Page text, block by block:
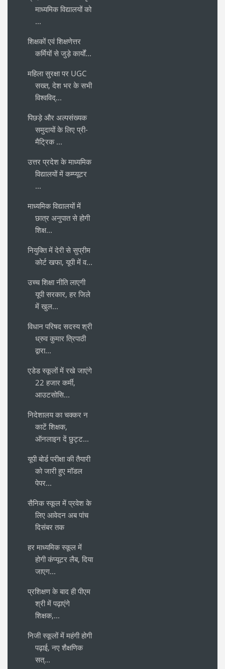
माध्यमिक विद्यालयों को
...
शिक्षकों एवं शिक्षणेत्तर
कर्मियों से जुड़े कार्यों...
महिला सुरक्षा पर UGC
सख्त, देश भर के सभी
विश्वविद्...
पिछड़े और अल्पसंख्यक
समुदायों के लिए प्री-
मैट्रिक ...
उत्तर प्रदेश के माध्यमिक
विद्यालयों में कम्प्यूटर
...
माध्यमिक विद्यालयों में
छात्र अनुपात से होगी
शिक्ष...
नियुक्ति में देरी से सुप्रीम
कोर्ट खफा, यूपी में व...
उच्च शिक्षा नीति लाएगी
यूपी सरकार, हर जिले
में खुल...
विधान परिषद सदस्य श्री
ध्रुव कुमार त्रिपाठी
द्वारा...
एडेड स्कूलों में रखे जाएंगे
22 हजार कर्मी,
आउटसोसि...
निदेशालय का चक्कर न
काटें शिक्षक,
ऑनलाइन दें छुट्ट...
यूपी बोर्ड परीक्षा की तैयारी
को जारी हुए मॉडल
पेपर...
सैनिक स्कूल में प्रवेश के
लिए आवेदन अब पांच
दिसंबर तक
हर माध्यमिक स्कूल में
होगी कंप्यूटर लैब, दिया
जाएग...
प्रशिक्षण के बाद ही पीएम
श्री में पढ़ाएंगे
शिक्षक,...
निजी स्कूलों में महंगी होगी
पढ़ाई, नए शैक्षणिक
सत्...